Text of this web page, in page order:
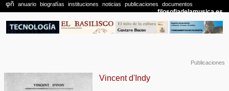
Publicaciones
Vincent d'Indy